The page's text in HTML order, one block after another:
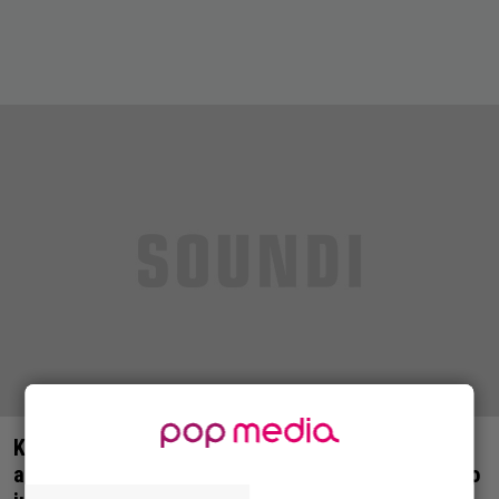
Kuopion Rockcock tiedottaa uusista
artistikiinnityksistään – päiväkohtainen ohjelmisto